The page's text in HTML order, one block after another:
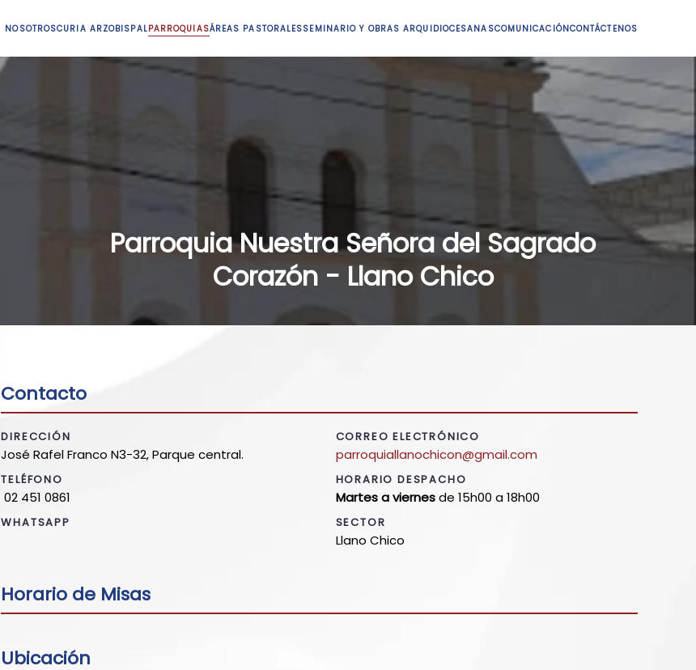
NOSOTROSCURIA ARZOBISPALPARROQUIASÁREAS PASTORALESSEMINARIO Y OBRAS ARQUIDIOCESANASCOMUNICACIÓNCONTÁCTENOS
Parroquia Nuestra Señora del Sagrado
Corazón - Llano Chico
Contacto
DIRECCIÓN
José Rafel Franco N3-32, Parque central.
TELÉFONO
02 451 0861
WHATSAPP
CORREO ELECTRÓNICO
parroquiallanochicon@gmail.com
HORARIO DESPACHO
Martes a viernesde 15h00 a 18h00
SECTOR
Llano Chico
Horario de Misas
Ubicación